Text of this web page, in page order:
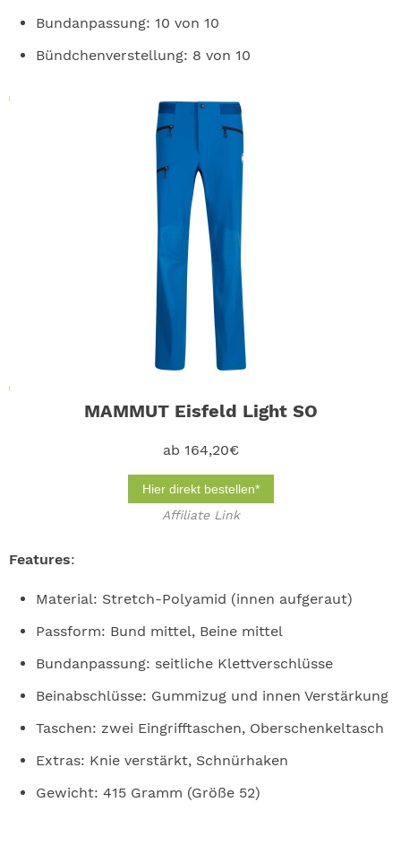
Bundanpassung: 10 von 10
Bündchenverstellung: 8 von 10
MAMMUT Eisfeld Light SO
ab 164,20€
Hier direkt bestellen*
Affiliate Link
Features:
Material: Stretch-Polyamid (innen aufgeraut)
Passform: Bund mittel, Beine mittel
Bundanpassung: seitliche Klettverschlüsse
Beinabschlüsse: Gummizug und innen Verstärkung
Taschen: zwei Eingrifftaschen, Oberschenkeltasch
Extras: Knie verstärkt, Schnürhaken
Gewicht: 415 Gramm (Größe 52)